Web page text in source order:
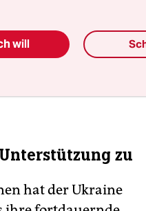
zu
hat der Ukraine
will